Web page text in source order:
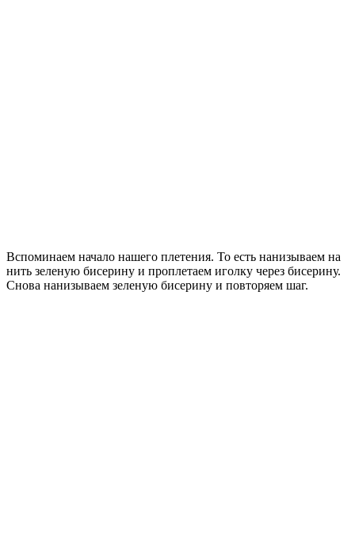
Вспоминаем начало нашего плетения. То есть нанизываем на
нить зеленую бисерину и проплетаем иголку через бисерину.
Снова нанизываем зеленую бисерину и повторяем шаг.